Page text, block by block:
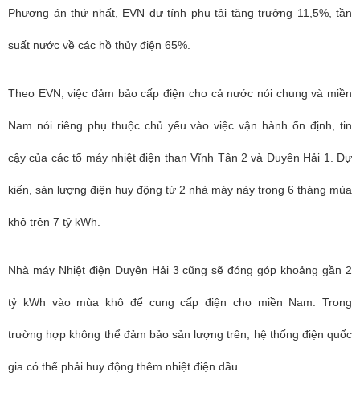
Phương án thứ nhất, EVN dự tính phụ tải tăng trưởng 11,5%, tần
suất nước về các hồ thủy điện 65%.
Theo EVN, việc đảm bảo cấp điện cho cả nước nói chung và miền
Nam nói riêng phụ thuộc chủ yếu vào việc vận hành ổn định, tin
cậy của các tổ máy nhiệt điện than Vĩnh Tân 2 và Duyên Hải 1. Dự
kiến, sản lượng điện huy động từ 2 nhà máy này trong 6 tháng mùa
khô trên 7 tỷ kWh.
Nhà máy Nhiệt điện Duyên Hải 3 cũng sẽ đóng góp khoảng gần 2
tỷ kWh vào mùa khô để cung cấp điện cho miền Nam. Trong
trường hợp không thể đảm bảo sản lượng trên, hệ thống điện quốc
gia có thể phải huy động thêm nhiệt điện dầu.